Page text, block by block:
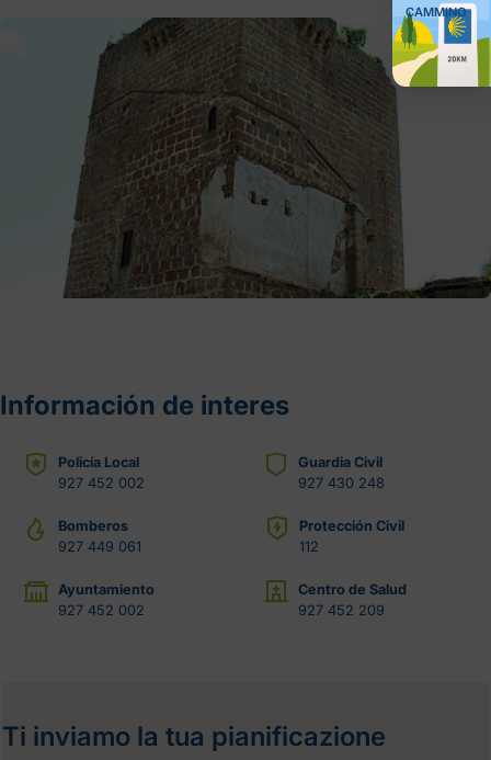
CAMMINO
Información de interes
Policía Local
927 452 002
Guardia Civil
927 430 248
Bomberos
927 449 061
Protección Civil
112
Ayuntamiento
927 452 002
Centro de Salud
927 452 209
Ti inviamo la tua pianificazione